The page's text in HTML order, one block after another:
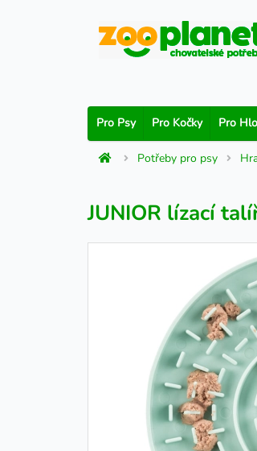
Pro Psy Pro Kočky Pro
Potřeby pro psy
JUNIOR lízací